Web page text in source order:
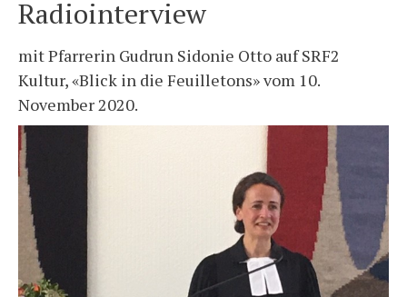
Radiointerview
mit Pfarrerin Gudrun Sidonie Otto auf SRF2
Kultur, «Blick in die Feuilletons» vom 10.
November 2020.